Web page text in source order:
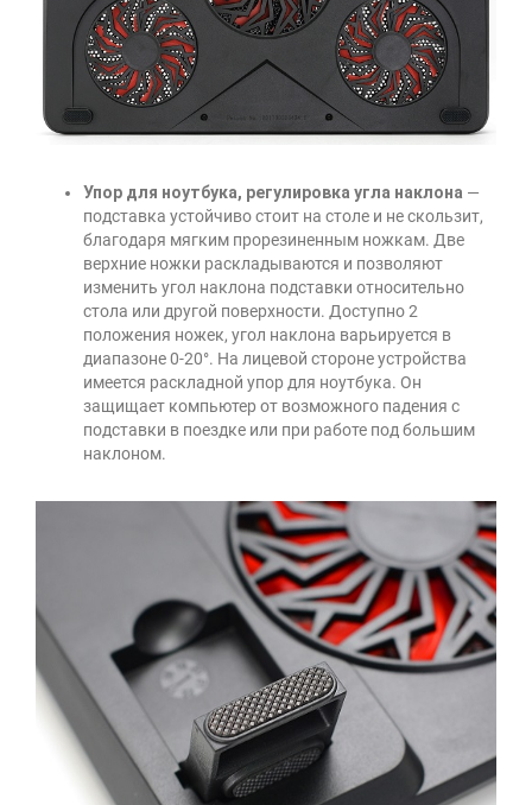
Упор для ноутбука, регулировка угла наклона —
подставка устойчиво стоит на столе и не скользит,
благодаря мягким прорезиненным ножкам. Две
верхние ножки раскладываются и позволяют
изменить угол наклона подставки относительно
стола или другой поверхности. Доступно 2
положения ножек, угол наклона варьируется в
диапазоне 0-20°. На лицевой стороне устройства
имеется раскладной упор для ноутбука. Он
защищает компьютер от возможного падения с
подставки в поездке или при работе под большим
наклоном.